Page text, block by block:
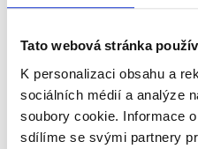
Tato webová stránka
K personalizaci obsahu a
sociálních médií a analýze
soubory cookie. Informace
sdílíme se svými partnery
Newsletter